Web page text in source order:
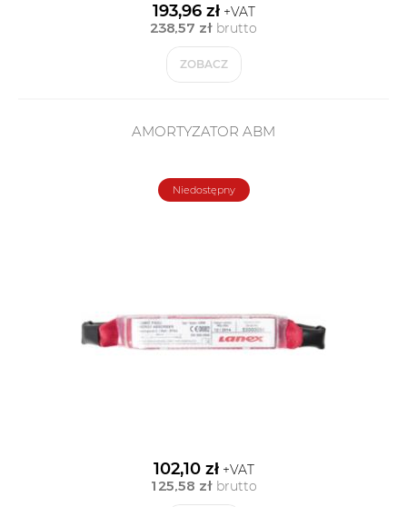
193,96 zł+VAT
238,57 zł brutto
ZOBACZ
AMORTYZATOR ABM
Niedostępny
102,10 zł+VAT
125,58 zł brutto